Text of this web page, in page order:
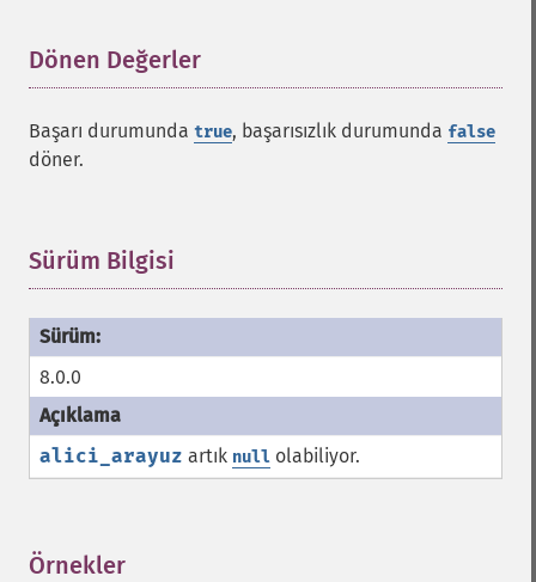
Dönen Değerler
Başarı durumunda true, başarısızlık durumunda false
döner.
Sürüm Bilgisi
8.0.0
alici_arayuz artık null olabiliyor.
Örnekler